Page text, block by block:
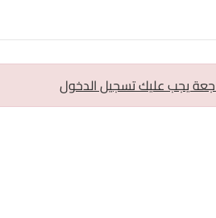
يجب عليك تسجيل الدخول